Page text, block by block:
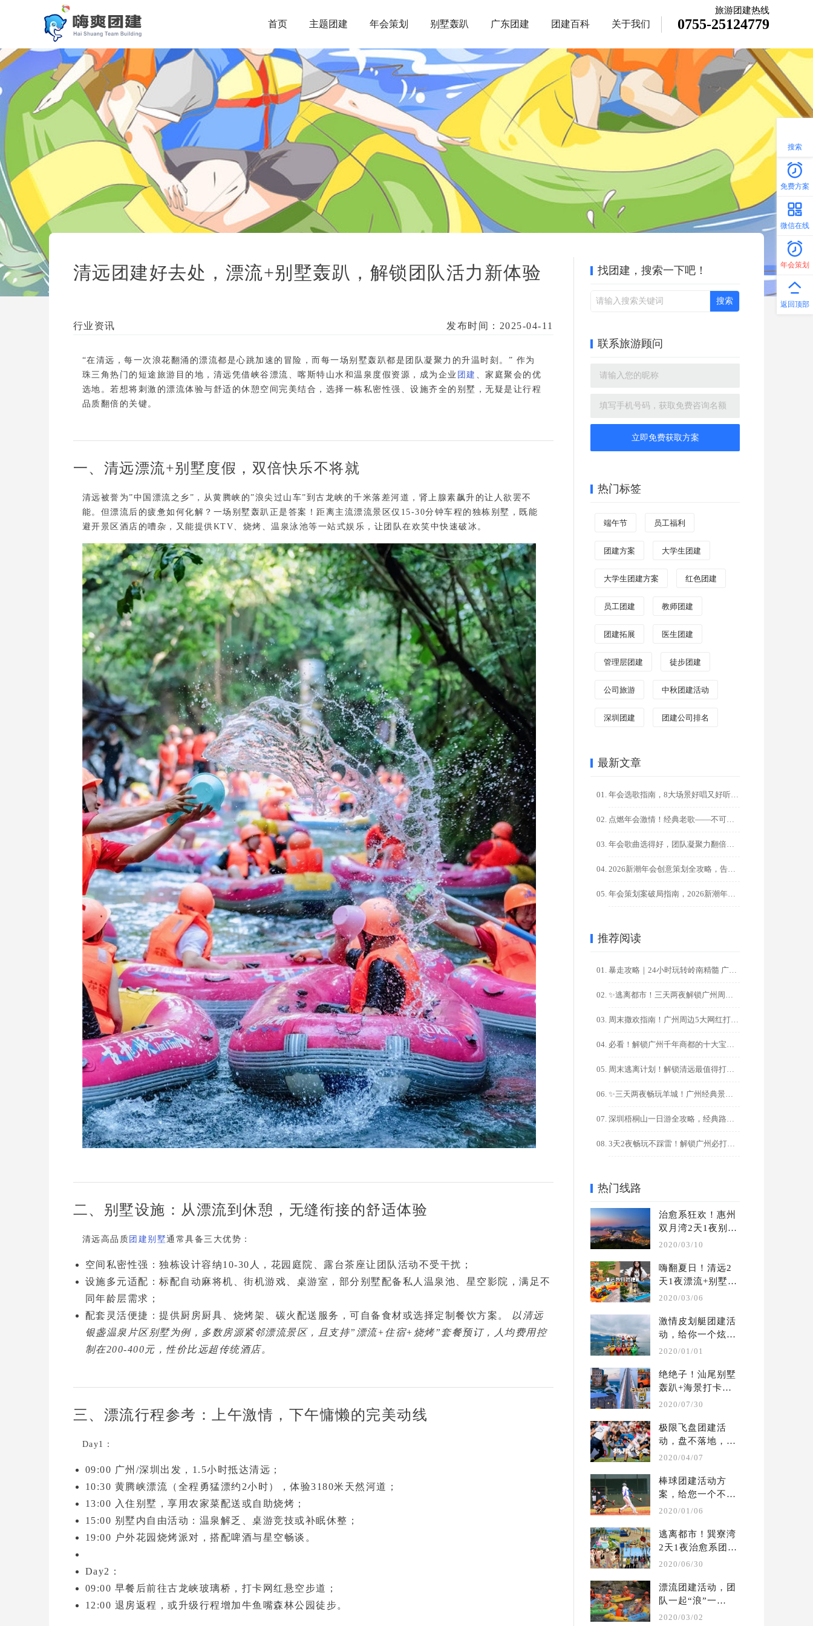
首页 主题团建 年会策划 别墅轰趴 广东团建 团建百科 关于我们
旅游团建热线
0755-25124779
免费方案
微信在线
年会策划
返回顶部
搜索
清远团建好去处，漂流+别墅轰趴，解锁团队活力新体验
行业资讯 发布时间：2025-04-11
“在清远，每一次浪花翻涌的漂流都是心跳加速的冒险，而每一场别墅轰趴都是团队凝聚力的升温时刻。” 作为
珠三角热门的短途旅游目的地，清远凭借峡谷漂流、喀斯特山水和温泉度假 资源，成为企业 团建 、家庭聚会的优
选地。若想将刺激的漂流体验与舒适的休憩空间完美结合，选择一栋 私密性强、设施齐全的别墅 ，无疑是让行程
品质翻倍的关键。
一、清远漂流+别墅度假，双倍快乐不将就
清远被誉为”中国漂流之乡”，从黄腾峡 的”浪尖过山车”到古龙峡 的千米落差河道，肾上腺素飙升的让人欲罢不
能。但漂流后的疲惫如何化解？一场 别墅轰趴 正是答案！距离主流漂流景区仅 15-30分钟车程 的独栋别墅，既能
避开景区酒店的嘈杂，又能提供KTV、烧烤、温泉泳池等一站式娱乐，让团队在欢笑中快速破冰。
二、别墅设施：从漂流到休憩，无缝衔接的舒适体验
清远高品质 团建别墅通常具备三大优势：
空间私密性强 ：独栋设计容纳10-30人， 花园庭院、露台茶座让团队活动不受干扰；
设施多元适配 ：标配自动麻将机、街机游戏、桌游室 ，部分别墅配备私人温泉池、星空影院 ，满足不
同年龄层需求；
配套灵活便捷 ：提供厨房厨具、烧烤架、碳火配送 服务，可自备食材或选择定制餐饮方案。
以清远
银盏温泉片区别墅为例，多数房源紧邻漂流景区，且支持”漂流+住宿+烧烤”套餐预订，人均费用控
制在200-400元，性价比远超传统酒店。
三、漂流行程参考：上午激情，下午慵懒的完美动线
Day1：
09:00 广州/深圳出发，1.5小时抵达清远；
10:30 黄腾峡漂流 （全程勇猛漂约2小时），体验3180米天然河道；
13:00 入住别墅，享用农家菜配送或自助烧烤；
15:00 别墅内自由活动： 温泉解乏、桌游竞技或补眠休整；
19:00 户外花园烧烤派对 ，搭配啤酒与星空畅谈。
Day2：
09:00 早餐后前往古龙峡玻璃桥 ，打卡网红悬空步道；
12:00 退房返程，或升级行程增加牛鱼嘴森林公园徒步。
找团建，搜索一下吧！
联系旅游顾问
立即免费获取方案
热门标签
端午节 员工福利
团建方案 大学生团建
大学生团建方案 红色团建
员工团建 教师团建
团建拓展 医生团建
管理层团建 徒步团建
公司旅游 中秋团建活动
深圳团建 团建公司排名
最新文章
年会选歌指南，8大场景好唱又好听的金曲推荐，点燃全场氛围！
点燃年会激情！经典老歌——不可替代的气氛引擎！?
年会歌曲选得好，团队凝聚力翻倍！HR必藏100+金曲清单
2026新潮年会创意策划全攻略，告别千篇一律，点燃团队激情！
年会策划案破局指南，2026新潮年会创意，让00后员工直呼过 ...
推荐阅读
暴走攻略｜24小时玩转岭南精髓 广州一日游精华路线
✨逃离都市！三天两夜解锁广州周边秘境之旅✨
周末撒欢指南！广州周边5大网红打卡地一日游攻略
必看！解锁广州千年商都的十大宝藏打卡地，一日游/周末游攻略
周末逃离计划！解锁清远最值得打卡的十大秘境（广州出发2天1夜 ...
✨三天两夜畅玩羊城！广州经典景点+美食全攻略
深圳梧桐山一日游全攻略，经典路线+隐藏玩法解锁
3天2夜畅玩不踩雷！解锁广州必打卡的10大宝藏景点
热门线路
治愈系狂欢！惠州
双月湾2天1夜别墅
轰趴团建攻略
2020/03/10
嗨翻夏日！清远2
天1夜漂流+别墅轰
趴团建攻略
2020/03/06
激情皮划艇团建活
动，给你一个炫酷
的水上团建 | 夏季
2020/01/01
绝绝子！汕尾别墅
轰趴+海景打卡两
天一夜团建攻略
2020/07/30
极限飞盘团建活
动，盘不落地，永
不放弃  | 户外团建
2020/04/07
棒球团建活动方
案，给您一个不一
样的体验  |  户外
2020/01/06
逃离都市！巽寮湾
2天1夜治愈系团建
攻略?别墅轰趴保
2020/06/30
漂流团建活动，团
队一起“浪”一
起“嗨” ！ | 夏季
2020/03/02